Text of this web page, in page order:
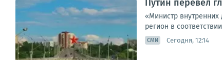
Путин перевел
«Министр
регион в
СМИ Сегодня, 12:14